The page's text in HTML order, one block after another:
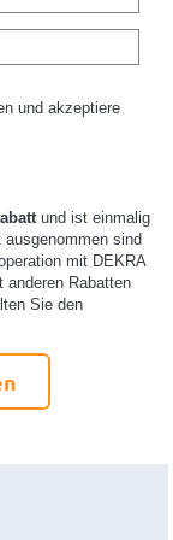
und akzeptiere
und ist einmalig
sind
mit DEKRA
anderen Rabatten
Sie den